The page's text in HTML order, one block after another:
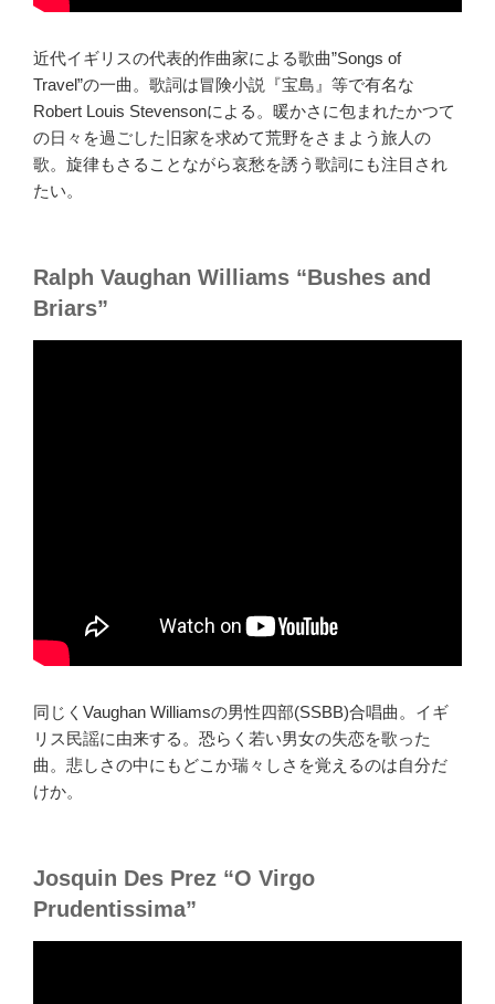
近代イギリスの代表的作曲家による歌曲”Songs of
Travel”の一曲。歌詞は冒険小説『宝島』等で有名な
Robert Louis Stevensonによる。暖かさに包まれたかつて
の日々を過ごした旧家を求めて荒野をさまよう旅人の
歌。旋律もさることながら哀愁を誘う歌詞にも注目され
たい。
Ralph Vaughan Williams “Bushes and
Briars”
同じくVaughan Williamsの男性四部(SSBB)合唱曲。イギ
リス民謡に由来する。恐らく若い男女の失恋を歌った
曲。悲しさの中にもどこか瑞々しさを覚えるのは自分だ
けか。
Josquin Des Prez “O Virgo
Prudentissima”